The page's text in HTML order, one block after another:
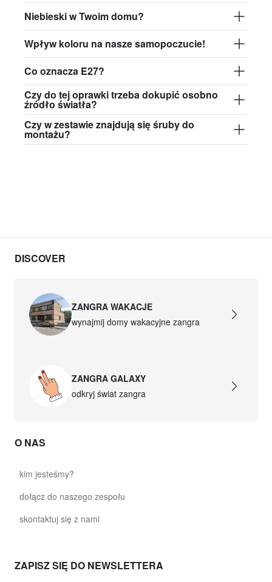
Niebieski w Twoim domu?
Wpływ koloru na nasze samopoczucie!
Co oznacza E27?
Czy do tej oprawki trzeba dokupić osobno
źródło światła?
Czy w zestawie znajdują się śruby do
montażu?
DISCOVER
ZANGRA WAKACJE
wynajmij domy wakacyjne zangra
ZANGRA GALAXY
odkryj świat zangra
O NAS
kim jesteśmy?
dołącz do naszego zespołu
skontaktuj się z nami
ZAPISZ SIĘ DO NEWSLETTERA